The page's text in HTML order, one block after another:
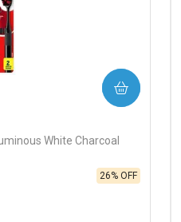
White Charcoal
26% OFF
COMPRAR